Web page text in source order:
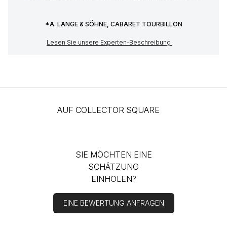
*A. LANGE & SÖHNE, CABARET TOURBILLON
Lesen Sie unsere Experten-Beschreibung
AUF COLLECTOR SQUARE
SIE MÖCHTEN EINE
SCHÄTZUNG
EINHOLEN?
EINE BEWERTUNG ANFRAGEN